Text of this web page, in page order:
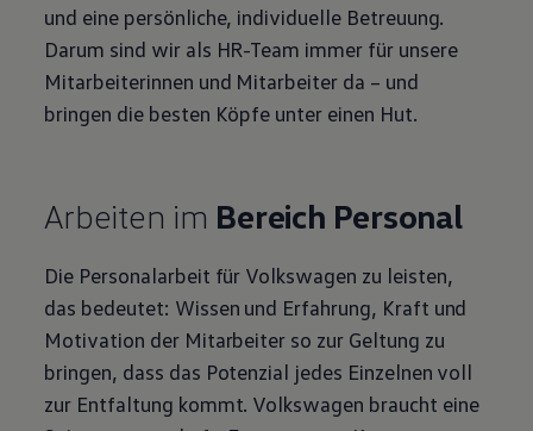
und eine persönliche, individuelle Betreuung.
Darum sind wir als HR-Team immer für unsere
Mitarbeiterinnen und Mitarbeiter da – und
bringen die besten Köpfe unter einen Hut.
Arbeiten im Bereich Personal
Die Personalarbeit für Volkswagen zu leisten,
das bedeutet: Wissen und Erfahrung, Kraft und
Motivation der Mitarbeiter so zur Geltung zu
bringen, dass das Potenzial jedes Einzelnen voll
zur Entfaltung kommt. Volkswagen braucht eine